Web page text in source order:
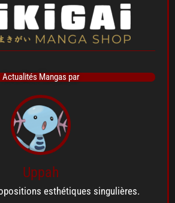
Actualités Mangas par
Uppah
esthétiques singulières.